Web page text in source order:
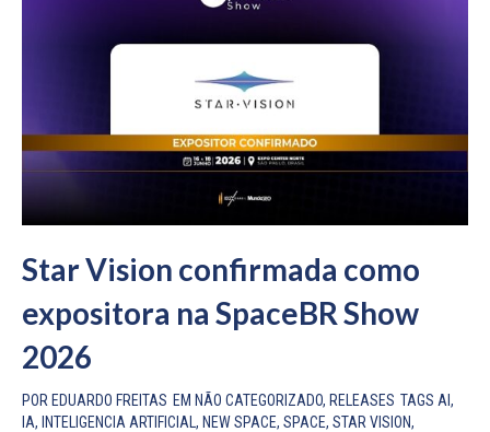
Star Vision confirmada como
expositora na SpaceBR Show
2026
POR EDUARDO FREITAS EM NÃO CATEGORIZADO, RELEASES TAGS AI,
IA, INTELIGENCIA ARTIFICIAL, NEW SPACE, SPACE, STAR VISION,